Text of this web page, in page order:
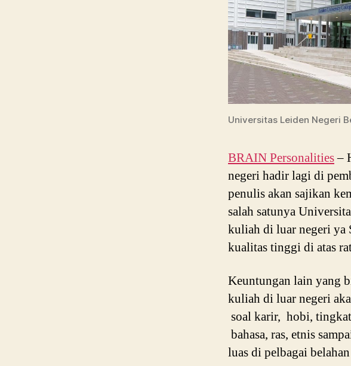
Universitas Leiden Negeri
BRAIN Personalities–
negeri hadir lagi di
penulis akan sajikan
salah satunya
kuliah di luar negeri ya
kualitas tinggi di atas
Keuntungan lain yang
kuliah di luar negeri
soal karir, hobi,
bahasa, ras, etnis
luas di pelbagai